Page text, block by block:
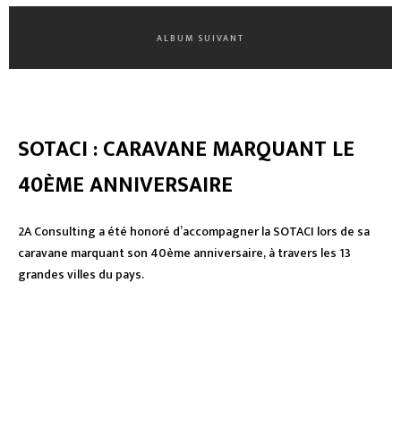
ALBUM SUIVANT
SOTACI : CARAVANE MARQUANT LE
40ÈME ANNIVERSAIRE
2A Consulting a été honoré d’accompagner la SOTACI lors de sa
caravane marquant son 40ème anniversaire, à travers les 13
grandes villes du pays.